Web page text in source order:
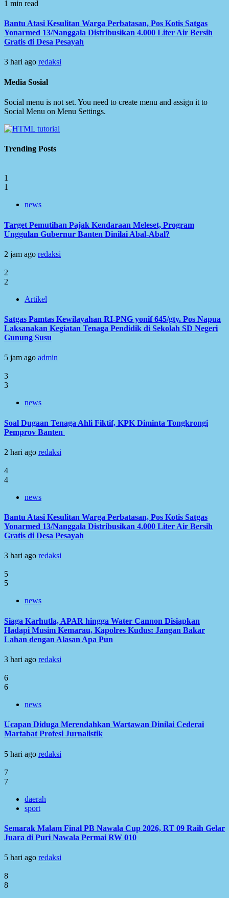
1 min read
Bantu Atasi Kesulitan Warga Perbatasan, Pos Kotis Satgas
Yonarmed 13/Nanggala Distribusikan 4.000 Liter Air Bersih
Gratis di Desa Pesayah
3 hari ago redaksi
Media Sosial
Social menu is not set. You need to create menu and assign it to
Social Menu on Menu Settings.
Trending Posts
1
1
news
Target Pemutihan Pajak Kendaraan Meleset, Program
Unggulan Gubernur Banten Dinilai Abal-Abal?
2 jam ago redaksi
2
2
Artikel
Satgas Pamtas Kewilayahan RI-PNG yonif 645/gty. Pos Napua
Laksanakan Kegiatan Tenaga Pendidik di Sekolah SD Negeri
Gunung Susu
5 jam ago admin
3
3
news
Soal Dugaan Tenaga Ahli Fiktif, KPK Diminta Tongkrongi
Pemprov Banten
2 hari ago redaksi
4
4
news
Bantu Atasi Kesulitan Warga Perbatasan, Pos Kotis Satgas
Yonarmed 13/Nanggala Distribusikan 4.000 Liter Air Bersih
Gratis di Desa Pesayah
3 hari ago redaksi
5
5
news
Siaga Karhutla, APAR hingga Water Cannon Disiapkan
Hadapi Musim Kemarau, Kapolres Kudus: Jangan Bakar
Lahan dengan Alasan Apa Pun
3 hari ago redaksi
6
6
news
Ucapan Diduga Merendahkan Wartawan Dinilai Cederai
Martabat Profesi Jurnalistik
5 hari ago redaksi
7
7
daerah
sport
Semarak Malam Final PB Nawala Cup 2026, RT 09 Raih Gelar
Juara di Puri Nawala Permai RW 010
5 hari ago redaksi
8
8